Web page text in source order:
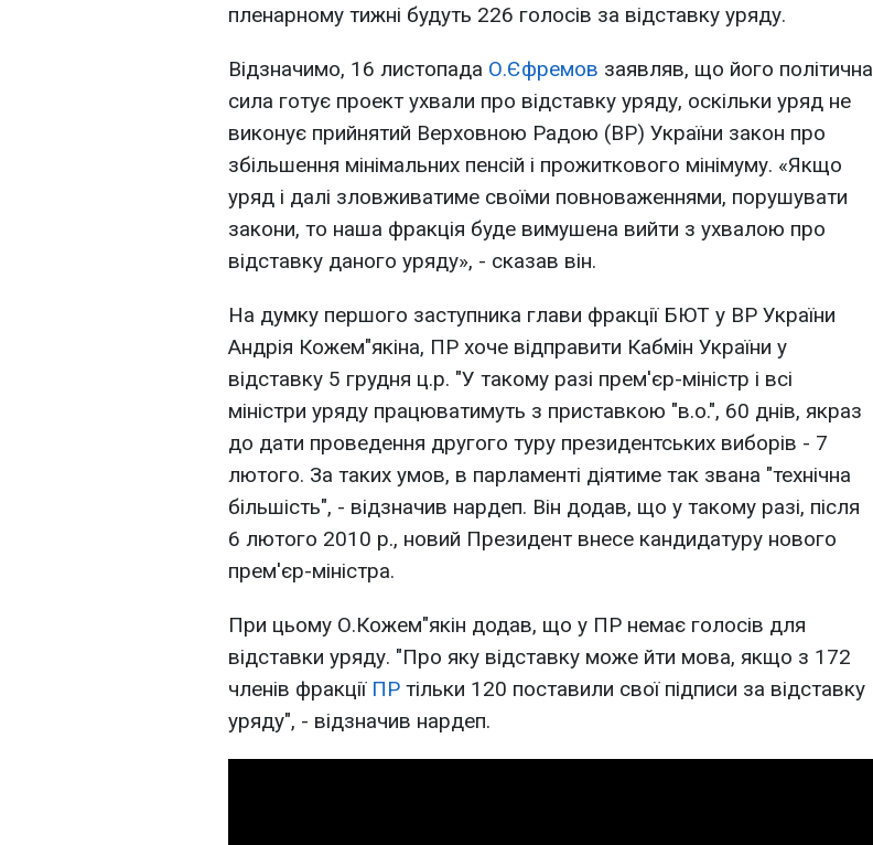
пленарному тижні будуть 226 голосів за відставку уряду.
Відзначимо, 16 листопада О.Єфремов заявляв, що його політична
сила готує проект ухвали про відставку уряду, оскільки уряд не
виконує прийнятий Верховною Радою (ВР) України закон про
збільшення мінімальних пенсій і прожиткового мінімуму. «Якщо
уряд і далі зловживатиме своїми повноваженнями, порушувати
закони, то наша фракція буде вимушена вийти з ухвалою про
відставку даного уряду», - сказав він.
На думку першого заступника глави фракції БЮТ у ВР України
Андрія Кожем"якіна, ПР хоче відправити Кабмін України у
відставку 5 грудня ц.р. "У такому разі прем'єр-міністр і всі
міністри уряду працюватимуть з приставкою "в.о.", 60 днів, якраз
до дати проведення другого туру президентських виборів - 7
лютого. За таких умов, в парламенті діятиме так звана "технічна
більшість", - відзначив нардеп. Він додав, що у такому разі, після
6 лютого 2010 р., новий Президент внесе кандидатуру нового
прем'єр-міністра.
При цьому О.Кожем"якін додав, що у ПР немає голосів для
відставки уряду. "Про яку відставку може йти мова, якщо з 172
членів фракції ПР тільки 120 поставили свої підписи за відставку
уряду", - відзначив нардеп.